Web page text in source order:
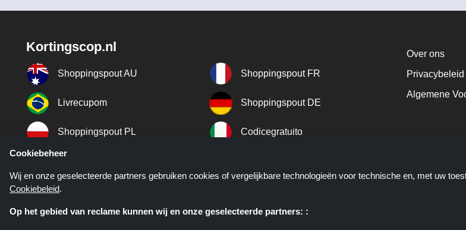
Kortingscop.nl
Shoppingspout AU Shoppingspout FR
Livrecupom Shoppingspout DE
Shoppingspout PL Codicegratuito
Shoppingspout SE
Over ons
Privacybeleid
Algemene
Cookiebeheer
Wij en onze geselecteerde partners gebruiken cookies of vergelijkbare technologieën voor technische en, met uw
Cookiebeleid.
Op het gebied van reclame kunnen wij en onze geselecteerde partners: :